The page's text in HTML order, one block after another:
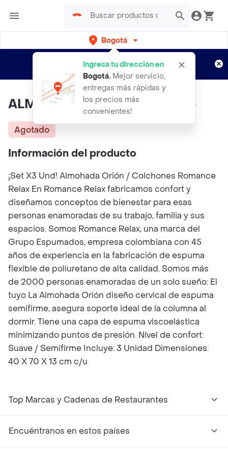
Bogotá
Ingresa tu dirección en
Bogotá. Mejor servicio,
entregas más rápidas y
los precios más
convenientes!
envíos gratis por semanas
Aplican TyC
ALM ORION 40x70x13 (PAQx3)
Agotado
Información del producto
¡Set X3 Und! Almohada Orión / Colchones Romance
Relax En Romance Relax fabricamos confort y
diseñamos conceptos de bienestar para esas
personas enamoradas de su trabajo, familia y sus
espacios. Somos Romance Relax, una marca del
Grupo Espumados, empresa colombiana con 45
años de experiencia en la fabricación de espuma
flexible de poliuretano de alta calidad. Somos más
de 2000 personas enamoradas de un solo sueño: El
tuyo La Almohada Orión diseño cervical de espuma
semifirme, asegura soporte ideal de la columna al
dormir. Tiene una capa de espuma viscoelástica
minimizando puntos de presión. Nivel de confort:
Suave / Semifirme Incluye: 3 Unidad Dimensiones:
40 X 70 X 13 cm c/u
Top Marcas y Cadenas de Restaurantes
Encuéntranos en estos países